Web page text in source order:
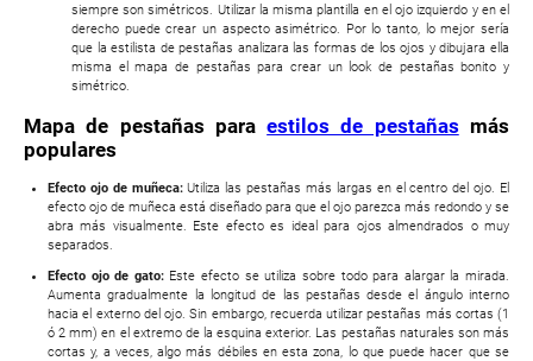
siempre son simétricos. Utilizar la misma plantilla en el ojo izquierdo y en el
derecho puede crear un aspecto asimétrico. Por lo tanto, lo mejor sería
que la estilista de pestañas analizara las formas de los ojos y dibujara ella
misma el mapa de pestañas para crear un look de pestañas bonito y
simétrico.
Mapa de pestañas paraestilos de pestañas más
populares
Efecto ojo de muñeca:Utiliza las pestañas más largas en el centro del ojo. El
efecto ojo de muñeca está diseñado para que el ojo parezca más redondo y se
abra más visualmente. Este efecto es ideal para ojos almendrados o muy
separados.
Efecto ojo de gato:Este efecto se utiliza sobre todo para alargar la mirada.
Aumenta gradualmente la longitud de las pestañas desde el ángulo interno
hacia el externo del ojo. Sin embargo, recuerda utilizar pestañas más cortas (1
ó 2 mm) en el extremo de la esquina exterior. Las pestañas naturales son más
cortas y, a veces, algo más débiles en esta zona, lo que puede hacer que se